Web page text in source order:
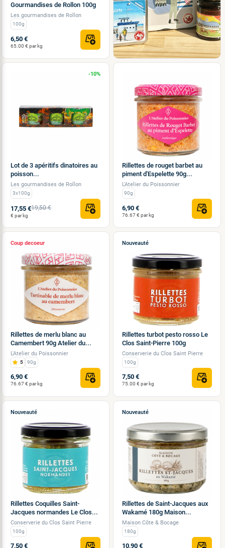
Gourmandises de Rollon 100g
Les gourmandises de Rollon
100g
6,50 €
65.00 € par kg
-10%
Lot de 3 apéritifs dinatoires au
poisson...
Les gourmandises de Rollon
3x100g
17,55 €19,50 €
€ par kg
Rillettes de rouget barbet au
piment d'Espelette 90g...
L'Atelier du Poissonnier
90g
6,90 €
76.67 € par kg
Coup de
Rillettes de merlu blanc au
Camembert 90g Atelier du...
L'Atelier du Poissonnier
5 90g
6,90 €
76.67 € par kg
Nouveauté
Rillettes turbot pesto rosso Le
Clos Saint-Pierre 100g
Conserverie du Clos Saint Pierre
100g
7,50 €
75.00 € par kg
Nouveauté
Rillettes Coquilles Saint-
Jacques normandes Le Clos...
Conserverie du Clos Saint Pierre
100g
7,50 €
Nouveauté
Rillettes de Saint-Jacques aux
Wakamé 180g Maison...
Maison Côte & Bocage
180g
10,90 €